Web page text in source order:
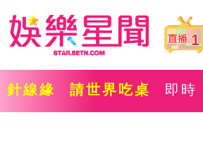
1
針線緣 請世界吃桌 即時